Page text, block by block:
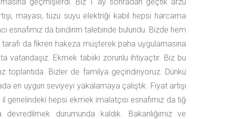
mayası, tuzu suyu elektriği kabil hepsi harcama
esnafımız da bindirim talebinde bulundu. Bizde hem
tarafı da fikren hakeza müşterek paha uygulamasına
vatandaşız. Ekmek tabiiki zorunlu ihtiyaçtır. Biz bu
toplantıda. Bizler de familya geçindiriyoruz. Dünkü
en uygun seviyeyi yakalamaya çalıştık. Fiyat artışı
hepsi ekmek imalatçısı esnafımız da tığ
durumunda kaldık. Bakanlığımız ve